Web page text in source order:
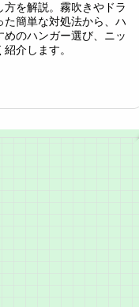
を解説。霧吹きやドラ
簡単な対処法から、ハ
のハンガー選び、ニッ
介します。